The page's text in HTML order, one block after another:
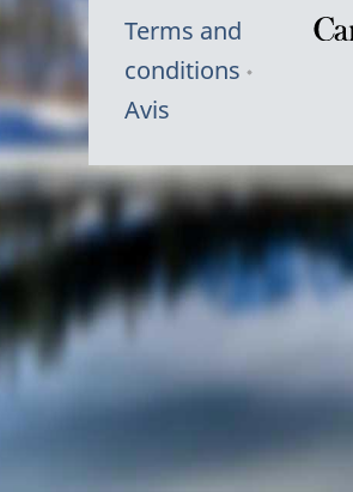
Terms and
conditions
Avis